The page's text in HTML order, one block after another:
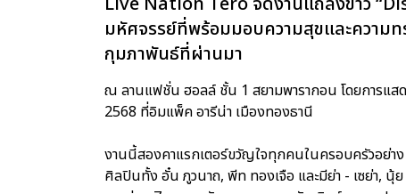
มหัศจรรย์ที่พร้อมมอบความสุขและความ
กุมภาพันธ์ที่ผ่านมา
ณ ลานแฟชั่น ฮอลล์ ชั้น 1 สยามพารากอน โดยการแส
2568 ที่อิมแพ็ค อารีน่า เมืองทองธานี
งานนี้สองคาแรกเตอร์ขวัญใจทุกคนในครอบครัวอย่าง
ศิลปินทั้ง อั๋น ภูวนาถ, พีท ทองเจือ และมีย่า - เซย่า,